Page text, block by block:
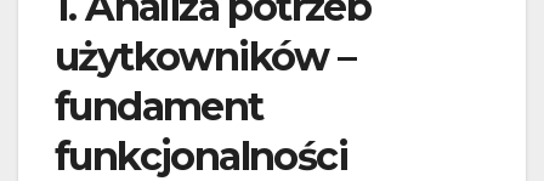
użytkowników –
fundament
funkcjonalności